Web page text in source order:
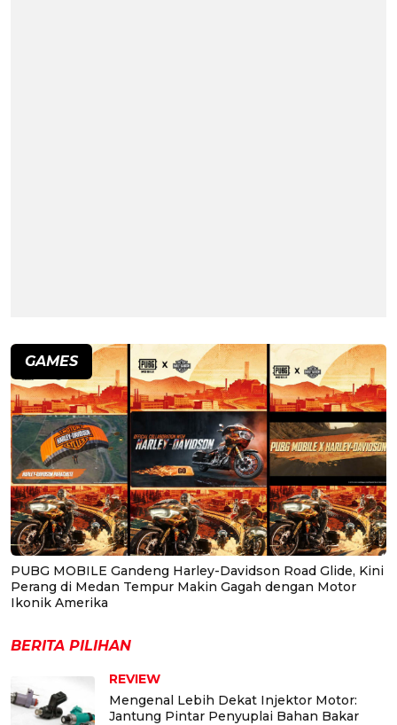
GAMES
PUBG MOBILE Gandeng Harley-Davidson Road Glide, Kini
Perang di Medan Tempur Makin Gagah dengan Motor
Ikonik Amerika
BERITA PILIHAN
REVIEW
Mengenal Lebih Dekat Injektor Motor:
Jantung Pintar Penyuplai Bahan Bakar